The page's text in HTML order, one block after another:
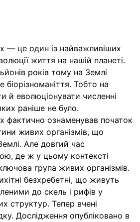
— це один із найважливіших
життя на нашій планеті.
років тому на Землі
біорізноманіття. Тобто на
й еволюціонувати численні
раніше не було.
фактично ознаменував початок
живих організмів, що
Але довгий час
де ж у цьому контексті
група живих організмів.
безхребетні, що живуть
до скель і рифів у
структур. Тепер вчені
Дослідження опубліковано в